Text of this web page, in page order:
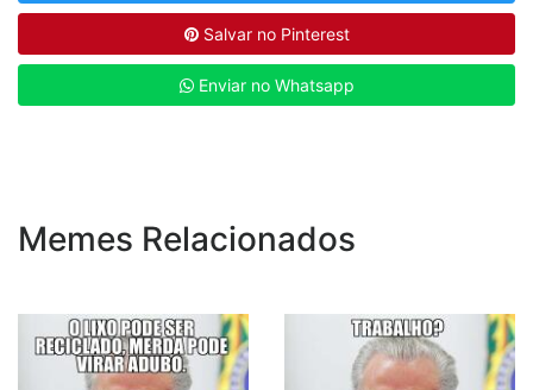
Salvar no Pinterest
Enviar no Whatsapp
Memes Relacionados